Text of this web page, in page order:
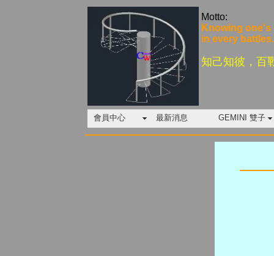
Motto:
Knowing
in every battles.
知己知彼，百
會員中心 最新消息 GEMINI 雙子